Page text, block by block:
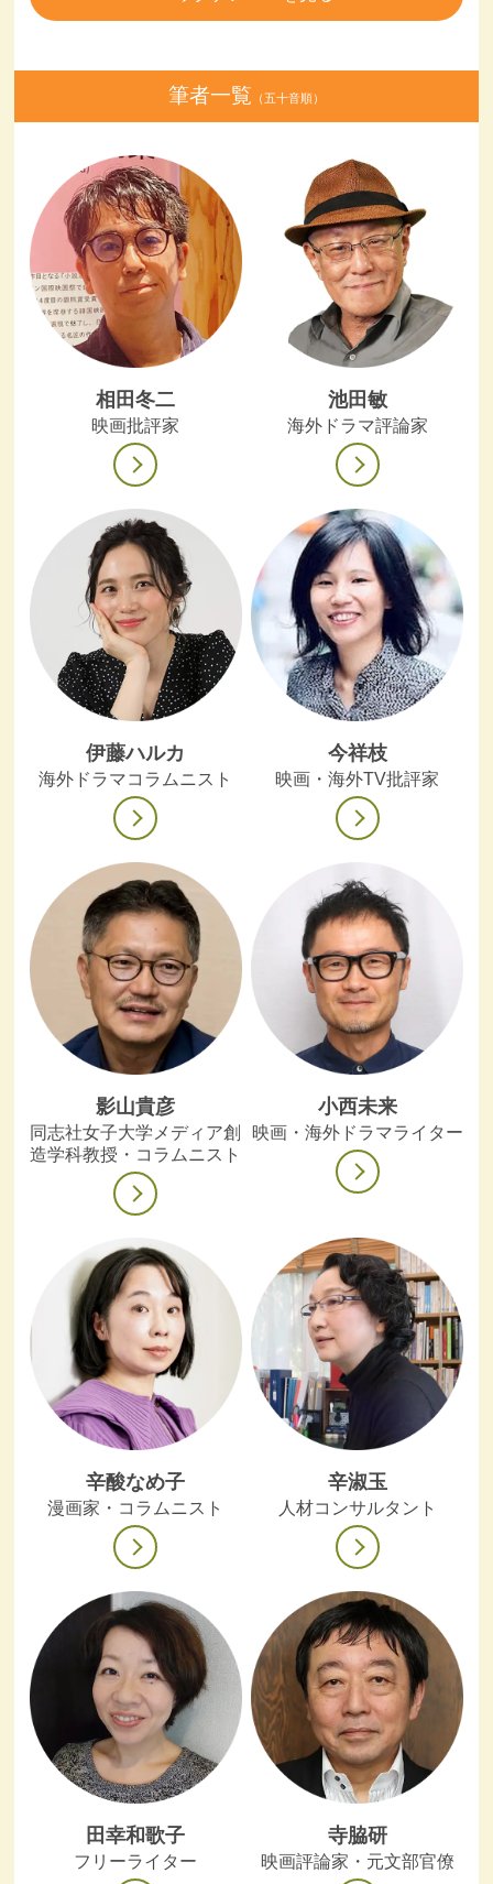
筆者一覧 （五十音順）
相田冬二
映画批評家
池田敏
海外ドラマ評論家
伊藤ハルカ
海外ドラマコラムニスト
今祥枝
映画・海外TV批評家
影山貴彦
同志社女子大学メディア創
造学科教授・コラムニスト
小西未来
映画・海外ドラマライター
辛酸なめ子
漫画家・コラムニスト
辛淑玉
人材コンサルタント
田幸和歌子
フリーライター
寺脇研
映画評論家・元文部官僚